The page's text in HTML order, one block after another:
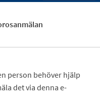
person behöver hjälp
det via denna e-